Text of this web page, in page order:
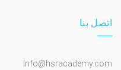
اتصل بنا
Info@hsracademy.com